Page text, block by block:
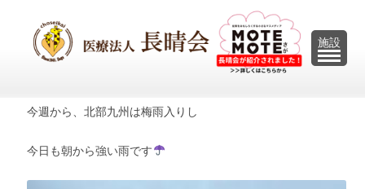
施設
今週から、北部九州は梅雨入りし
今日も朝から強い雨です